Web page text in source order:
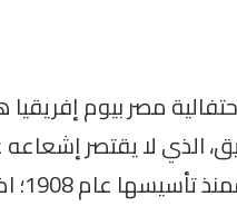
مصر بيوم
الذي لا يقتصر